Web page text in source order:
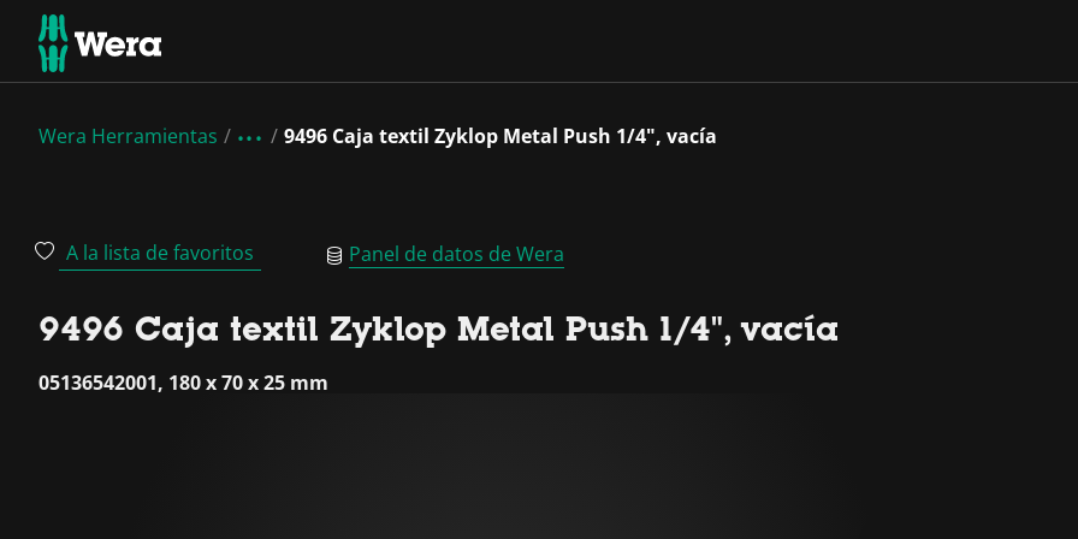
Wera Herramientas 9496 Caja textil Zyklop Metal Push 1/4", vacía
A la lista de favoritos Panel de datos de Wera
9496 Caja textil Zyklop Metal Push 1/4", vacía
05136542001, 180 x 70 x 25 mm